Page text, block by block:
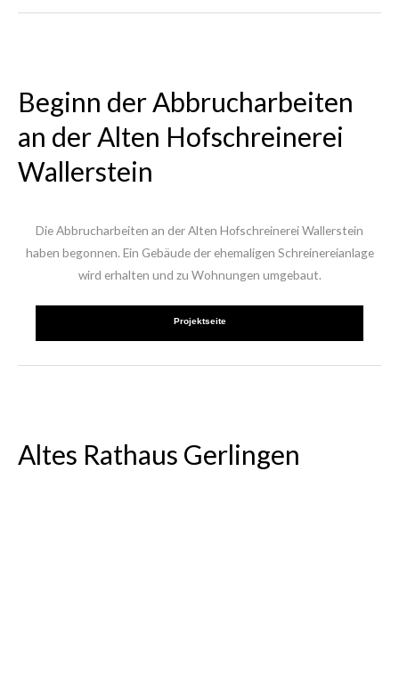
Beginn der Abbrucharbeiten
an der Alten Hofschreinerei
Wallerstein
Die Abbrucharbeiten an der Alten Hofschreinerei Wallerstein
haben begonnen. Ein Gebäude der ehemaligen Schreinereianlage
wird erhalten und zu Wohnungen umgebaut.
Projektseite
Altes Rathaus Gerlingen